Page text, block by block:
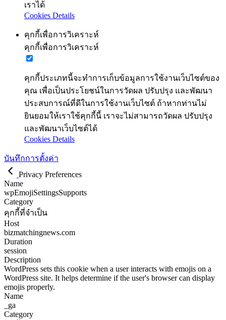
เราได้
Cookies Details
คุกกี้เพื่อการวิเคราะห์
คุกกี้เพื่อการวิเคราะห์
คุกกี้ประเภทนี้จะทำการเก็บข้อมูลการใช้งานเว็บไซต์ของ
คุณ เพื่อเป็นประโยชน์ในการวัดผล ปรับปรุง และพัฒนา
ประสบการณ์ที่ดีในการใช้งานเว็บไซต์ ถ้าหากท่านไม่
ยินยอมให้เราใช้คุกกี้นี้ เราจะไม่สามารถวัดผล ปรับปรุง
และพัฒนาเว็บไซต์ได้
Cookies Details
บันทึกการตั้งค่า
Privacy Preferences
Name
wpEmojiSettingsSupports
Category
คุกกี้ที่จำเป็น
Host
bizmatchingnews.com
Duration
session
Description
WordPress sets this cookie when a user interacts with emojis on a
WordPress site. It helps determine if the user's browser can display
emojis properly.
Name
_ga
Category